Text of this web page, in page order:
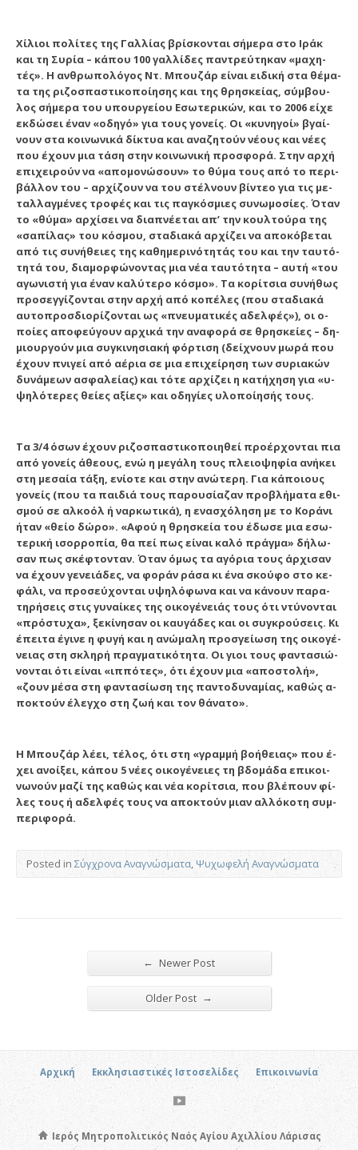
Χί­λιοι πο­λί­τες της Γαλ­λί­ας βρί­σκον­ται σή­με­ρα στο Ι­ράκ
και τη Συ­ρί­α – κά­που 100 γαλ­λί­δες παν­τρεύ­τη­καν «μα­χη­
τές». Η αν­θρω­πο­λό­γος Ντ. Μπου­ζάρ εί­ναι ει­δι­κή στα θέ­μα­
τα της ρι­ζο­σπα­στι­κο­ποί­η­σης και της θρη­σκεί­ας, σύμ­βου­
λος σή­με­ρα του υ­πουρ­γεί­ου Ε­σω­τε­ρι­κών, και το 2006 εί­χε
εκ­δώ­σει έ­ναν «ο­δη­γό» για τους γο­νείς. Οι «κυ­νη­γοί» βγαί­
νουν στα κοι­νω­νι­κά δί­κτυ­α και α­να­ζη­τούν νέ­ους και νέ­ες
που έ­χουν μια τά­ση στην κοι­νω­νι­κή προ­σφο­ρά. Στην αρ­χή
ε­πι­χει­ρούν να «α­πο­μο­νώ­σουν» το θύ­μα τους α­πό το πε­ρι­
βάλ­λον του – αρ­χί­ζουν να του στέλ­νουν βίν­τε­ο για τις με­
ταλ­λαγ­μέ­νες τρο­φές και τις παγ­κό­σμι­ες συ­νω­μο­σί­ες. Ό­ταν
το «θύ­μα» αρ­χί­σει να δι­α­πνέ­ε­ται α­π’ την κουλ­τού­ρα της
«σα­πί­λας» του κό­σμου, στα­δια­κά αρ­χί­ζει να α­πο­κό­βε­ται
α­πό τις συ­νή­θει­ες της κα­θη­με­ρι­νό­τη­τάς του και την ταυ­τό­
τη­τά του, δι­α­μορ­φώ­νον­τας μια νέ­α ταυ­τό­τη­τα – αυ­τή «του
α­γω­νι­στή για έ­ναν κα­λύ­τε­ρο κό­σμο». Τα κο­ρί­τσια συ­νή­θως
προ­σεγ­γί­ζον­ται στην αρ­χή α­πό κο­πέ­λες (που στα­δια­κά
αυ­το­προσ­δι­ο­ρί­ζον­ται ως «πνευ­μα­τι­κές α­δελ­φές»), οι ο­
ποί­ες α­πο­φεύ­γουν αρ­χι­κά την α­να­φο­ρά σε θρη­σκεί­ες – δη­
μι­ουρ­γούν μια συγ­κι­νη­σια­κή φόρ­τι­ση (δεί­χνουν μω­ρά που
έ­χουν πνι­γεί α­πό α­έ­ρια σε μια ε­πι­χεί­ρη­ση των συ­ρια­κών
δυ­νά­με­ων α­σφα­λεί­ας) και τό­τε αρ­χί­ζει η κα­τή­χη­ση για «υ­
ψη­λό­τε­ρες θεί­ες α­ξί­ες» και ο­δη­γί­ες υ­λο­ποί­η­σής τους.
Τα 3/4 ό­σων έ­χουν ρι­ζο­σπα­στι­κο­ποι­η­θεί προ­έρ­χον­ται πια
α­πό γο­νείς ά­θε­ους, ε­νώ η με­γά­λη τους πλει­ο­ψη­φί­α α­νή­κει
στη με­σαί­α τά­ξη, ε­νί­ο­τε και στην α­νώ­τε­ρη. Για κά­ποι­ους
γο­νείς (που τα παι­διά τους πα­ρου­σί­α­ζαν προ­βλή­μα­τα ε­θι­
σμού σε αλ­κο­όλ ή ναρ­κω­τι­κά), η ε­να­σχό­λη­ση με το Κο­ρά­νι
ή­ταν «θεί­ο δώ­ρο». «Α­φού η θρη­σκεί­α του έ­δω­σε μια ε­σω­
τε­ρι­κή ι­σορ­ρο­πί­α, θα πεί πως εί­ναι κα­λό πράγ­μα» δή­λω­
σαν πως σκέ­φτον­ταν. Ό­ταν ό­μως τα α­γό­ρια τους άρ­χι­σαν
να έ­χουν γε­νειά­δες, να φο­ράν ρά­σα κι έ­να σκού­φο στο κε­
φά­λι, να προ­σεύ­χον­ται υ­ψη­λό­φω­να και να κά­νουν πα­ρα­
τη­ρή­σεις στις γυ­ναί­κες της οι­κο­γέ­νειάς τους ό­τι ντύ­νον­ται
«πρό­στυ­χα», ξε­κί­νη­σαν οι καυ­γά­δες και οι συγ­κρού­σεις. Κι
έ­πει­τα έ­γι­νε η φυ­γή και η α­νώ­μα­λη προ­σγεί­ω­ση της οι­κο­γέ­
νειας στη σκλη­ρή πραγ­μα­τι­κό­τη­τα. Οι γιοι τους φαν­τα­σι­ώ­
νον­ται ό­τι εί­ναι «ιπ­πό­τες», ό­τι έ­χουν μια «α­πο­στο­λή»,
«ζουν μέ­σα στη φαν­τα­σί­ω­ση της παν­το­δυ­να­μί­ας, κα­θώς α­
πο­κτούν έ­λεγ­χο στη ζω­ή και τον θά­να­το».
Η Μπου­ζάρ λέ­ει, τέ­λος, ό­τι στη «γραμ­μή βο­ή­θειας» που έ­
χει α­νοί­ξει, κά­που 5 νέ­ες οι­κο­γέ­νει­ες τη βδο­μά­δα ε­πι­κοι­
νω­νούν μα­ζί της κα­θώς και νέ­α κο­ρί­τσια, που βλέ­πουν φί­
λες τους ή α­δελ­φές τους να α­πο­κτούν μιαν αλ­λό­κο­τη συμ­
πε­ρι­φο­ρά.
Posted in Σύγχρονα Αναγνώσματα,Ψυχωφελή Αναγνώσματα
← Newer Post
Older Post →
Αρχική Εκκλησιαστικές Ιστοσελίδες Επικοινωνία
Ιερός Μητροπολιτικός Ναός Αγίου Αχιλλίου Λάρισας